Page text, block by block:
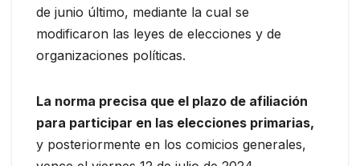
de junio último, mediante la cual se
modificaron las leyes de elecciones y de
organizaciones políticas.
La norma precisa que el plazo de afiliación
para participar en las elecciones primarias,
y posteriormente en los comicios generales,